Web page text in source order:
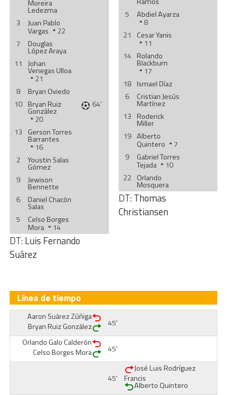
Moreira
Ledezma
3
Juan Pablo
Vargas
22
7
Douglas
López Araya
11 Johan
Venegas Ulloa
21
8
Bryan Oviedo
10 Bryan Ruiz
González
20
64'
13 Gerson Torres
Barrantes
16
2
Youstin Salas
Gómez
9
Jewison
Bennette
6
Daniel Chacón
Salas
5
Celso Borges
Mora 14
DT:Luis Fernando
Suárez
5
Abdiel Ayarza
8
21
Cesar Yanis
11
14 Rolando
Blackburn
17
18 Ismael Díaz
6
Cristian Jesús
Martínez
13 Roderick
Miller
19 Alberto
Quintero
7
9
Gabriel Torres
Tejada
10
22 Orlando
Mosquera
DT:Thomas
Christiansen
Línea de tiempo
Aaron Suárez Zúñiga
Bryan Ruiz González
45'
Orlando Galo Calderón
Celso Borges Mora
45'
45'
José Luis Rodríguez
Francis
Alberto Quintero